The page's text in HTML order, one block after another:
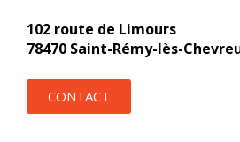
102 route de Limours
78470 Saint-Rémy-lès-
CONTACT